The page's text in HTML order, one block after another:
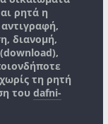
ρητά η
διανομή,
τη ρητή
του dafni-